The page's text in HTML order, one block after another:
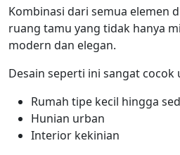
Kombinasi dari semua elemen
ruang tamu yang tidak hanya
modern dan elegan.
Desain seperti ini sangat cocok
Rumah tipe kecil hingga
Hunian urban
Interior kekinian